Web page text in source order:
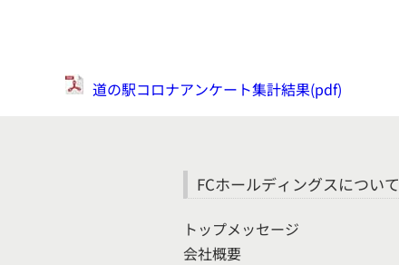
道の駅コロナアンケート集計結果(pdf)
FCホールディングスについて
トップメッセージ
会社概要